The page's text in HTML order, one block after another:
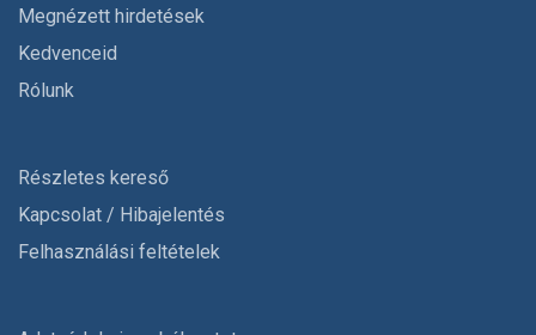
Megnézett hirdetések
Kedvenceid
Rólunk
Részletes kereső
Kapcsolat / Hibajelentés
Felhasználási feltételek